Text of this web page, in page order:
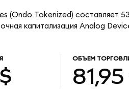
(Ondo Tokenized) составляет
капитализация Analog
ОБЪЕМ